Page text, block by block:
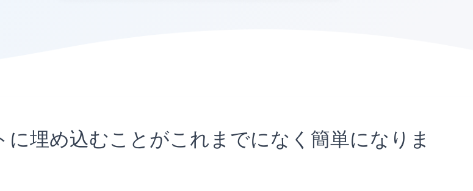
埋め込むことがこれまでになく簡単になりま